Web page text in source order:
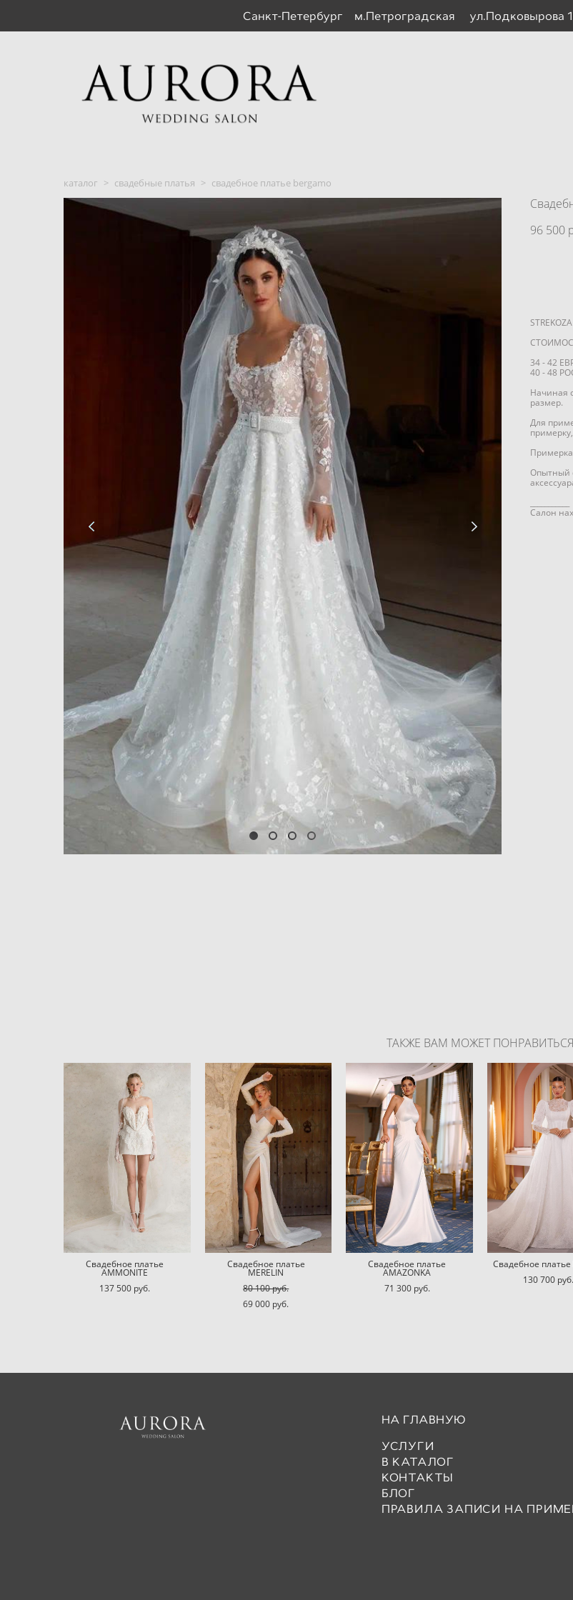
Санкт-Петербург м.Петроградская
каталог > свадебные платья > свадебное платье bergamo
96 500
STREKOZA
34 - 42
40 - 48
Начиная
размер.
Для
Опытный
Салон
ТАКЖЕ ВАМ МОЖЕТ ПОНРАВИТЬСЯ
Свадебное платье
AMMONITE
137 500 pуб.
Свадебное платье
MERELIN
80 100 pуб.
69 000 pуб.
Свадебное платье
AMAZONKA
71 300 pуб.
Свадебное платье
130 700 pуб.
НА ГЛАВНУЮ
УСЛУГИ
В КАТАЛОГ
КОНТАКТЫ
БЛОГ
ПРАВИЛА ЗАПИСИ НА